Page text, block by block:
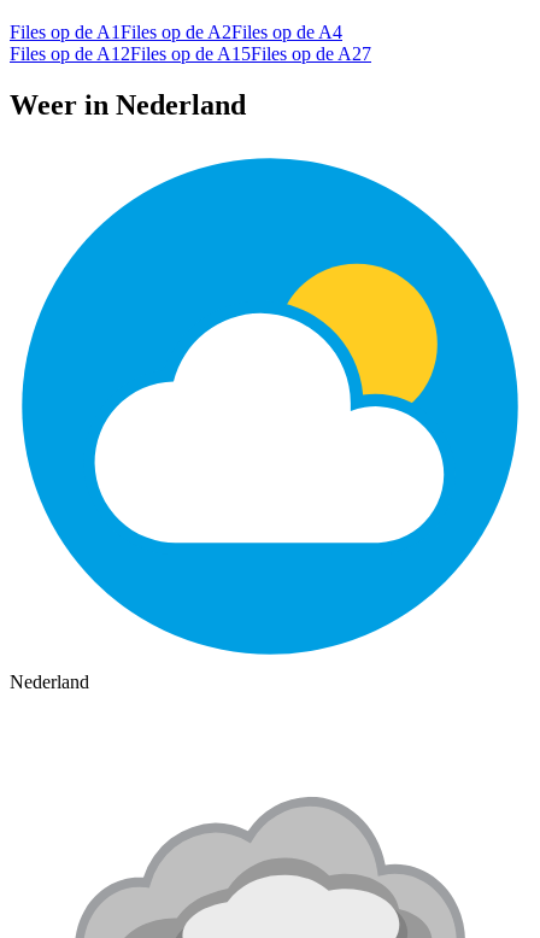
Files op de A1Files op de A2Files op de A4
Files op de A12Files op de A15Files op de A27
Weer in Nederland
Nederland